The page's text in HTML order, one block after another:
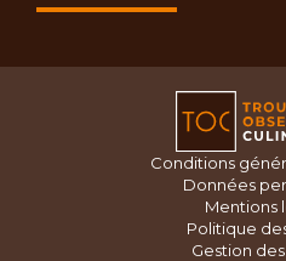
Conditions
Données
Mentions
Politique
Gestion